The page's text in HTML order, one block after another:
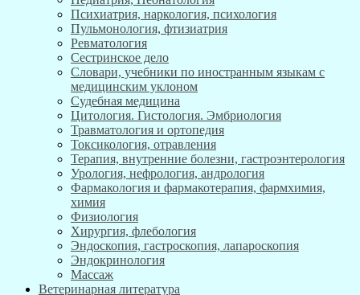
Психиатрия, наркология, психология
Пульмонология, фтизиатрия
Ревматология
Сестринское дело
Словари, учебники по иностранным языкам с
медицинским уклоном
Судебная медицина
Цитология. Гистология. Эмбриология
Травматология и ортопедия
Токсикология, отравления
Терапия, внутренние болезни, гастроэнтерология
Урология, нефрология, андрология
Фармакология и фармакотерапия, фармхимия,
химия
Физиология
Хирургия, флебология
Эндоскопия, гастроскопия, лапароскопия
Эндокринология
Массаж
Ветеринарная литература